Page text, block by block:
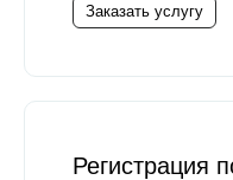
Заказать услугу
Регистрация